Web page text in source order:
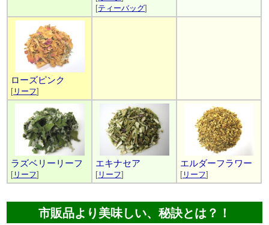
[ティーバッグ]
ローズピンク
[ リーフ]
ラズベリーリーフ
[ リーフ]
エキナセア
[ リーフ]
エルダーフラワー
[ リーフ]
市販品より美味しい、秘訣とは？！